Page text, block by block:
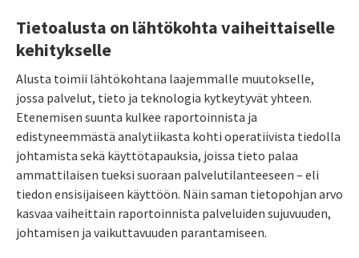
Tietoalusta on lähtökohta vaiheittaiselle
kehitykselle
Alusta toimii lähtökohtana laajemmalle muutokselle,
jossa palvelut, tieto ja teknologia kytkeytyvät yhteen.
Etenemisen suunta kulkee raportoinnista ja
edistyneemmästä analytiikasta kohti operatiivista tiedolla
johtamista sekä käyttötapauksia, joissa tieto palaa
ammattilaisen tueksi suoraan palvelutilanteeseen – eli
tiedon ensisijaiseen käyttöön. Näin saman tietopohjan arvo
kasvaa vaiheittain raportoinnista palveluiden sujuvuuden,
johtamisen ja vaikuttavuuden parantamiseen.